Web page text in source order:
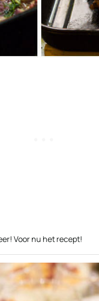
Voor nu het recept!